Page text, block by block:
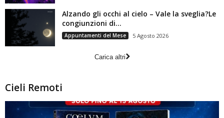
Alzando gli occhi al cielo – Vale la sveglia?Le
congiunzioni di...
Appuntamenti del Mese 5 Agosto 2026
Carica altri
Cieli Remoti